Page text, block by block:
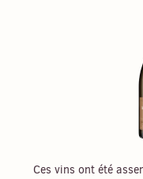
Ces vins ont été